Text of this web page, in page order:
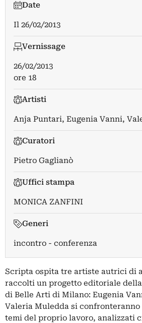
Date
Il 26/02/2013
Vernissage
26/02/2013
ore 18
Artisti
Anja Puntari, Eugenia Vanni,
Curatori
Pietro Gaglianò
Uffici stampa
MONICA ZANFINI
Generi
incontro - conferenza
Scripta ospita tre artiste autrici di
raccolti un progetto editoriale
di Belle Arti di Milano: Eugenia
Valeria Muledda si
temi del proprio lavoro, analizzati